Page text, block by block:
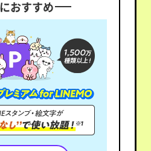
おすすめ